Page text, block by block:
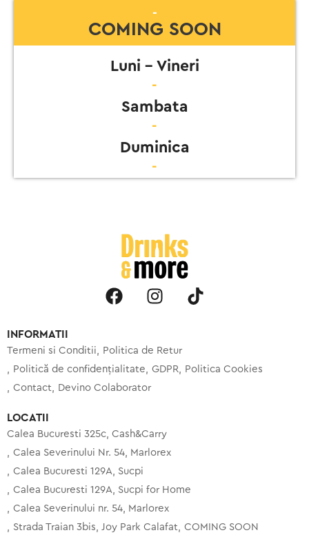
-
COMING SOON
Luni - Vineri
-
Sambata
-
Duminica
-
INFORMATII
Termeni si Conditii
Politica de Retur
Politică de confidențialitate
GDPR
Politica Cookies
Contact
Devino Colaborator
LOCATII
Calea Bucuresti 325c, Cash&Carry
Calea Severinului Nr. 54, Marlorex
Calea Bucuresti 129A, Sucpi
Calea Bucuresti 129A, Sucpi for Home
Calea Severinului nr. 54, Marlorex
Strada Traian 3bis, Joy Park Calafat
COMING SOON